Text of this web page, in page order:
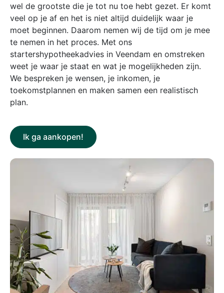
wel de grootste die je tot nu toe hebt gezet. Er komt
veel op je af en het is niet altijd duidelijk waar je
moet beginnen. Daarom nemen wij de tijd om je mee
te nemen in het proces. Met ons
startershypotheekadvies in Veendam en omstreken
weet je waar je staat en wat je mogelijkheden zijn.
We bespreken je wensen, je inkomen, je
toekomstplannen en maken samen een realistisch
plan.
Ik ga aankopen!